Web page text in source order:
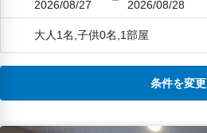
2026/08/27 2026/08/28
大人1名,子供0名,1部屋
条件を変更